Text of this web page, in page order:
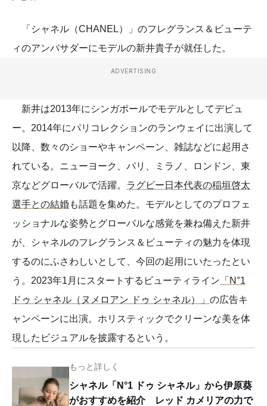
「シャネル（CHANEL）」のフレグランス＆ビューテ
ィのアンバサダーにモデルの新井貴子が就任した。
ADVERTISING
新井は2013年にシンガポールでモデルとしてデビュ
ー。2014年にパリコレクションのランウェイに出演して
以降、数々のショーやキャンペーン、雑誌などに起用さ
れている。ニューヨーク、パリ、ミラノ、ロンドン、東
京などグローバルで活躍。 ラグビー日本代表の稲垣啓太
選手との結婚も話題を集めた。モデルとしてのプロフェ
ッショナルな姿勢とグローバルな感覚を兼ね備えた新井
が、シャネルのフレグランス＆ビューティの魅力を体現
するのにふさわしいとして、今回の起用にいたったとい
う。2023年1月にスタートするビューティライン 「N°1
ドゥ シャネル（ヌメロアン ドゥ シャネル）」 の広告キ
ャンペーンに出演。ホリスティックでクリーンな美を体
現したビジュアルを披露するという。
もっと詳しく
シャネル「N°1 ドゥ シャネル」から伊原葵
がおすすめを紹介 レッド カメリアの力で